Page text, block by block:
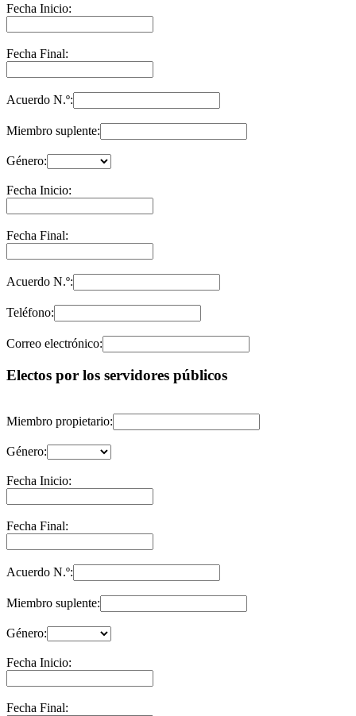
Fecha Inicio:
Fecha Final:
Acuerdo N.º:
Miembro suplente:
Género:
Fecha Inicio:
Fecha Final:
Acuerdo N.º:
Teléfono:
Correo electrónico:
Electos por los servidores públicos
Miembro propietario:
Género:
Fecha Inicio:
Fecha Final:
Acuerdo N.º:
Miembro suplente:
Género:
Fecha Inicio:
Fecha Final: